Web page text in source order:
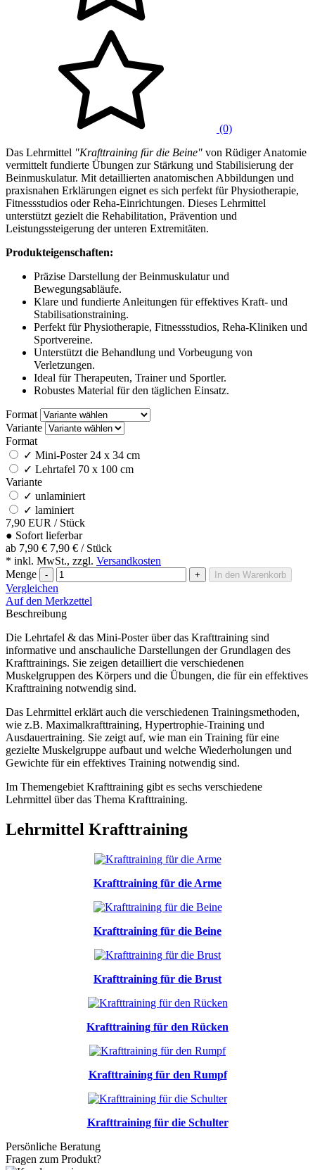
(0)
Das Lehrmittel "Krafttraining für die Beine" von Rüdiger Anatomie
vermittelt fundierte Übungen zur Stärkung und Stabilisierung der
Beinmuskulatur. Mit detaillierten anatomischen Abbildungen und
praxisnahen Erklärungen eignet es sich perfekt für Physiotherapie,
Fitnessstudios oder Reha-Einrichtungen. Dieses Lehrmittel
unterstützt gezielt die Rehabilitation, Prävention und
Leistungssteigerung der unteren Extremitäten.
Produkteigenschaften:
Präzise Darstellung der Beinmuskulatur und
Bewegungsabläufe.
Klare und fundierte Anleitungen für effektives Kraft- und
Stabilisationstraining.
Perfekt für Physiotherapie, Fitnessstudios, Reha-Kliniken und
Sportvereine.
Unterstützt die Behandlung und Vorbeugung von
Verletzungen.
Ideal für Therapeuten, Trainer und Sportler.
Robustes Material für den täglichen Einsatz.
Format
Variante
Format
✓ Mini-Poster 24 x 34 cm
✓ Lehrtafel 70 x 100 cm
Variante
✓ unlaminiert
✓ laminiert
7,90 EUR / Stück
● Sofort lieferbar
ab 7,90 € 7,90 € / Stück
* inkl. MwSt., zzgl. Versandkosten
Menge
- + In den Warenkorb
Vergleichen
Auf den Merkzettel
Beschreibung
Die Lehrtafel & das Mini-Poster über das Krafttraining sind
informative und anschauliche Darstellungen der Grundlagen des
Krafttrainings. Sie zeigen detailliert die verschiedenen
Muskelgruppen des Körpers und die Übungen, die für ein effektives
Krafttraining notwendig sind.
Das Lehrmittel erklärt auch die verschiedenen Trainingsmethoden,
wie z.B. Maximalkrafttraining, Hypertrophie-Training und
Ausdauertraining. Sie zeigt auf, wie man ein Training für eine
gezielte Muskelgruppe aufbaut und welche Wiederholungen und
Gewichte für ein effektives Training notwendig sind.
Im Themengebiet Krafttraining gibt es sechs verschiedene
Lehrmittel über das Thema Krafttraining.
Lehrmittel Krafttraining
Krafttraining für die Arme
Krafttraining für die Beine
Krafttraining für die Brust
Krafttraining für den Rücken
Krafttraining für den Rumpf
Krafttraining für die Schulter
Persönliche Beratung
Fragen zum Produkt?